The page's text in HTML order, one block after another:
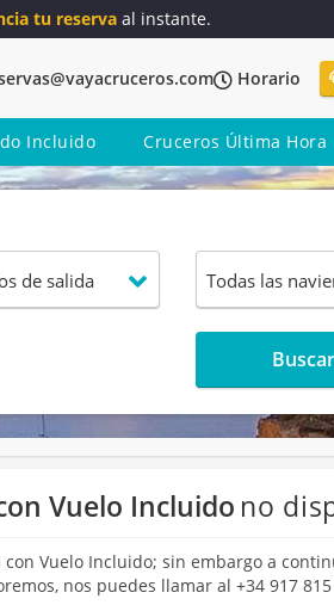
tu reserva al instante.
Horario
Incluido Cruceros Última Hora
Vuelo Incluido no
Vuelo Incluido; sin embargo a
nos puedes llamar al +34 917 815